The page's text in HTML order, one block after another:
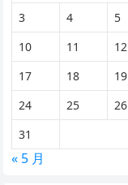
3
4 5
10
11 12
17
18 19
24
25 26
31
« 5 月